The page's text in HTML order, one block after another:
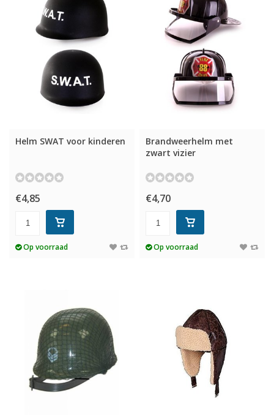
Helm SWAT voor kinderen
€4,85
Op voorraad
Brandweerhelm met
zwart vizier
€4,70
Op voorraad